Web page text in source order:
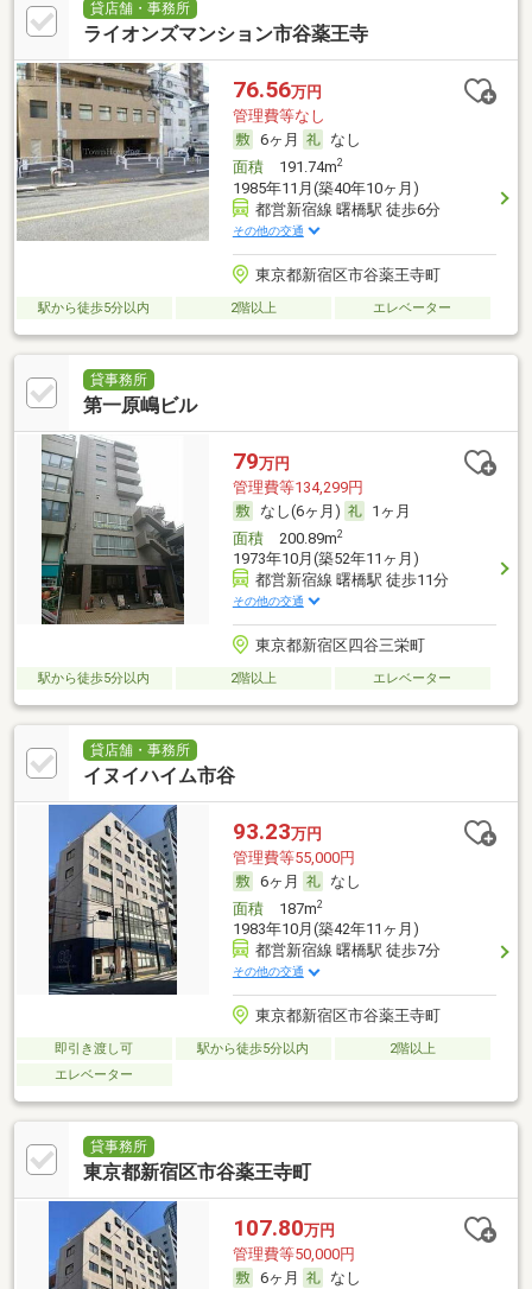
貸店舗・事務所
ライオンズマンション市谷薬王寺
76.56万円
管理費等なし
6ヶ月
なし
面積191.74m2
1985年11月(築40年10ヶ月)
都営新宿線 曙橋駅 徒歩6分
その他の交通
東京都新宿区市谷薬王寺町
駅から徒歩5分以内 2階以上 エレベーター
貸事務所
第一原嶋ビル
79万円
管理費等134,299円
なし(6ヶ月)
1ヶ月
面積200.89m2
1973年10月(築52年11ヶ月)
都営新宿線 曙橋駅 徒歩11分
その他の交通
東京都新宿区四谷三栄町
駅から徒歩5分以内 2階以上 エレベーター
貸店舗・事務所
イヌイハイム市谷
93.23万円
管理費等55,000円
6ヶ月
なし
面積187m2
1983年10月(築42年11ヶ月)
都営新宿線 曙橋駅 徒歩7分
その他の交通
東京都新宿区市谷薬王寺町
即引き渡し可 駅から徒歩5分以内
2階以上
エレベーター
貸事務所
東京都新宿区市谷薬王寺町
107.80万円
管理費等50,000円
6ヶ月
なし